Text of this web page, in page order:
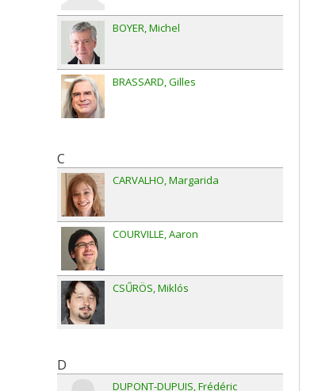
BOYER Michel
BRASSARD Gilles
C
CARVALHO Margarida
COURVILLE Aaron
CSŰRÖS Miklós
D
DUPONT-DUPUIS Frédéric